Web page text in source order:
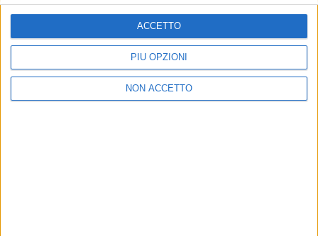
PIÙ OPZIONI
NON ACCETTO
ACCETTO
ISCRIVITI
Dichiaro di aver letto e compreso l'informativa sulla privacy e
di dare il mio consenso alla ricezione di promozioni commerciali